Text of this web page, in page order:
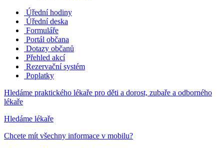
Úřední hodiny
Úřední deska
Formuláře
Portál občana
Dotazy občanů
Přehled akcí
Rezervační systém
Poplatky
Hledáme praktického lékaře pro děti a dorost, zubaře a odborného
lékaře
Hledáme lékaře
Chcete mít všechny informace v mobilu?